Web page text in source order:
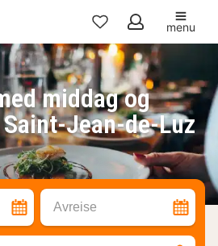
Mine
favoritter
menu
middag og
Jean-de-Luz
Avreise